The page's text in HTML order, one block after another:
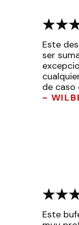
Este
ser
de caso
-
Este